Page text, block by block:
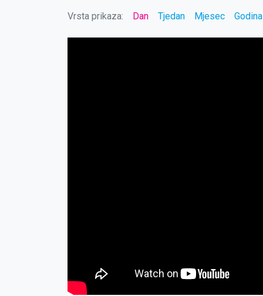
Vrsta prikaza: Dan Tjedan Mjesec Godina